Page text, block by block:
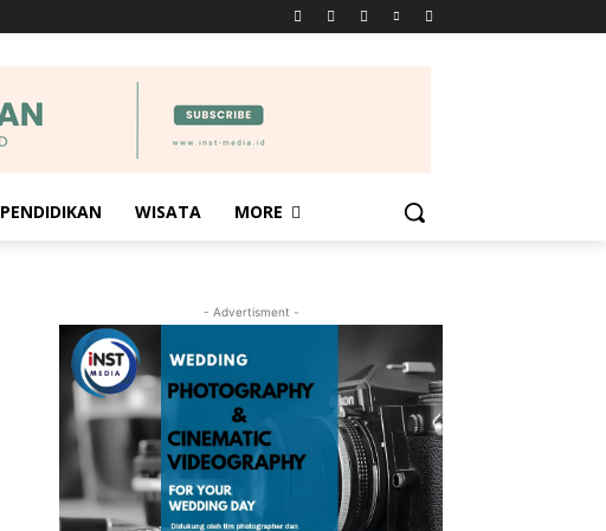
PENDIDIKAN WISATA MORE
- Advertisment -